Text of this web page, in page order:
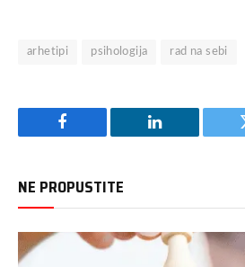
arhetipi psihologija rad na sebi
Facebook LinkedIn
NE PROPUSTITE